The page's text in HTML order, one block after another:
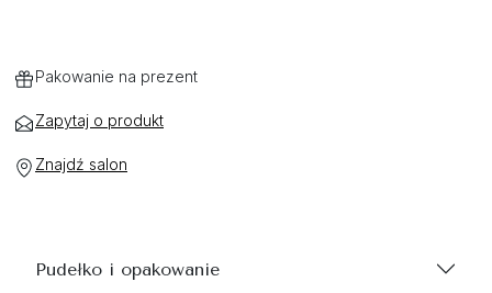
Pakowanie na prezent
Zapytaj o produkt
Znajdź salon
Pudełko i opakowanie